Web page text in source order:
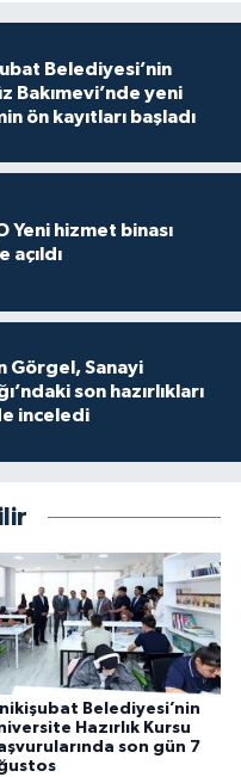
Belediyesi’nin
Bakımevi’nde yeni
ön kayıtları başladı
Yeni hizmet binası
açıldı
Görgel, Sanayi
son hazırlıkları
inceledi
Belediyesi’nin
Hazırlık Kursu
son gün 7